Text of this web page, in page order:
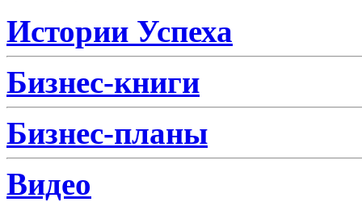
Истории Успеха
Бизнес-книги
Бизнес-планы
Видео